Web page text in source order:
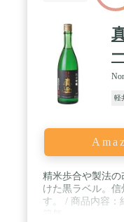
軽
精米歩合や製法
けた黒ラベル。
す。 / 商品内容